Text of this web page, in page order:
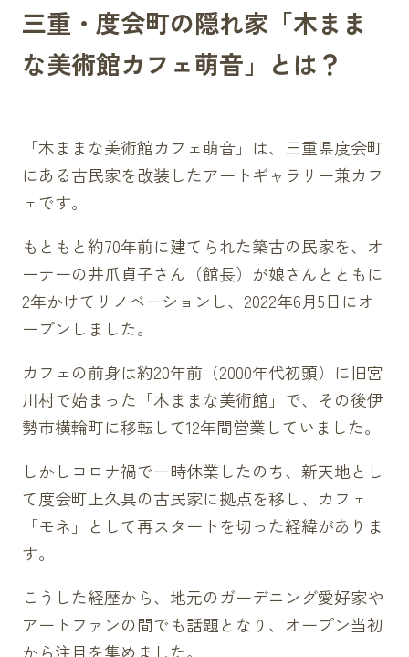
三重・度会町の隠れ家「木まま
な美術館カフェ萌音」とは？
「木ままな美術館カフェ萌音」は、三重県度会町
にある古民家を改装したアートギャラリー兼カフ
ェです。
もともと約70年前に建てられた築古の民家を、オ
ーナーの井爪貞子さん（館長）が娘さんとともに
2年かけてリノベーションし、2022年6月5日にオ
ープンしました。
カフェの前身は約20年前（2000年代初頭）に旧宮
川村で始まった「木ままな美術館」で、その後伊
勢市横輪町に移転して12年間営業していました。
しかしコロナ禍で一時休業したのち、新天地とし
て度会町上久具の古民家に拠点を移し、カフェ
「モネ」として再スタートを切った経緯がありま
す。
こうした経歴から、地元のガーデニング愛好家や
アートファンの間でも話題となり、オープン当初
から注目を集めました。